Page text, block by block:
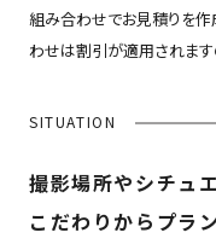
組み合わせでお見積りを作
わせは割引が適用されます
SITUATION
撮影場所やシチュ
こだわりからプラ